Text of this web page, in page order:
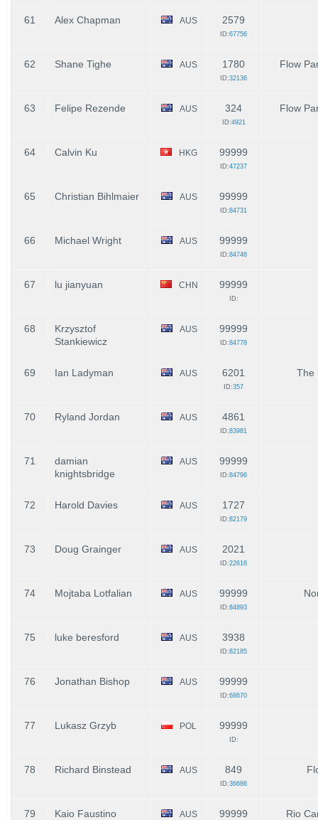
61 Alex Chapman AUS 2579
ID:67756
62 Shane Tighe AUS 1780
ID:32136
Flow
63 Felipe Rezende AUS 324
ID:4921
Flow
64 Calvin Ku HKG 99999
ID:47237
65 Christian Bihlmaier AUS 99999
ID:84731
66 Michael Wright AUS 99999
ID:84746
67 lu jianyuan CHN 99999
ID:
68
Krzysztof
Stankiewicz
AUS 99999
ID:84778
69 Ian Ladyman AUS 6201
ID:357
The
70 Ryland Jordan AUS 4861
ID:83981
71
damian
knightsbridge
AUS 99999
ID:84796
72 Harold Davies AUS 1727
ID:82179
73 Doug Grainger AUS 2021
ID:22616
74 Mojtaba Lotfalian AUS 99999
ID:84893
75 luke beresford AUS 3938
ID:82185
76 Jonathan Bishop AUS 99999
ID:68670
77 Lukasz Grzyb POL 99999
ID:
78 Richard Binstead AUS 849
ID:36686
79 Kaio Faustino AUS 99999 Rio